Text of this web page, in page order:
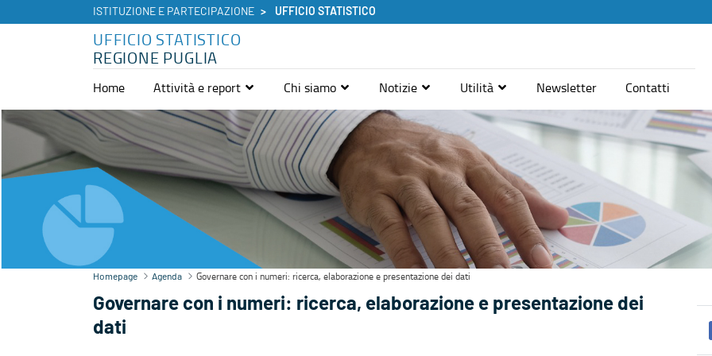
ISTITUZIONE E PARTECIPAZIONE UFFICIO STATISTICO
UFFICIO STATISTICO
REGIONE PUGLIA
Home Attività e report Chi siamo Notizie Utilità Newsletter
Contatti
Agenda - Ufficio Statistico
Homepage Agenda Governare con i numeri: ricerca, elaborazione e presentazione dei dati
Governare con i numeri: ricerca, elaborazione e presentazione dei
dati